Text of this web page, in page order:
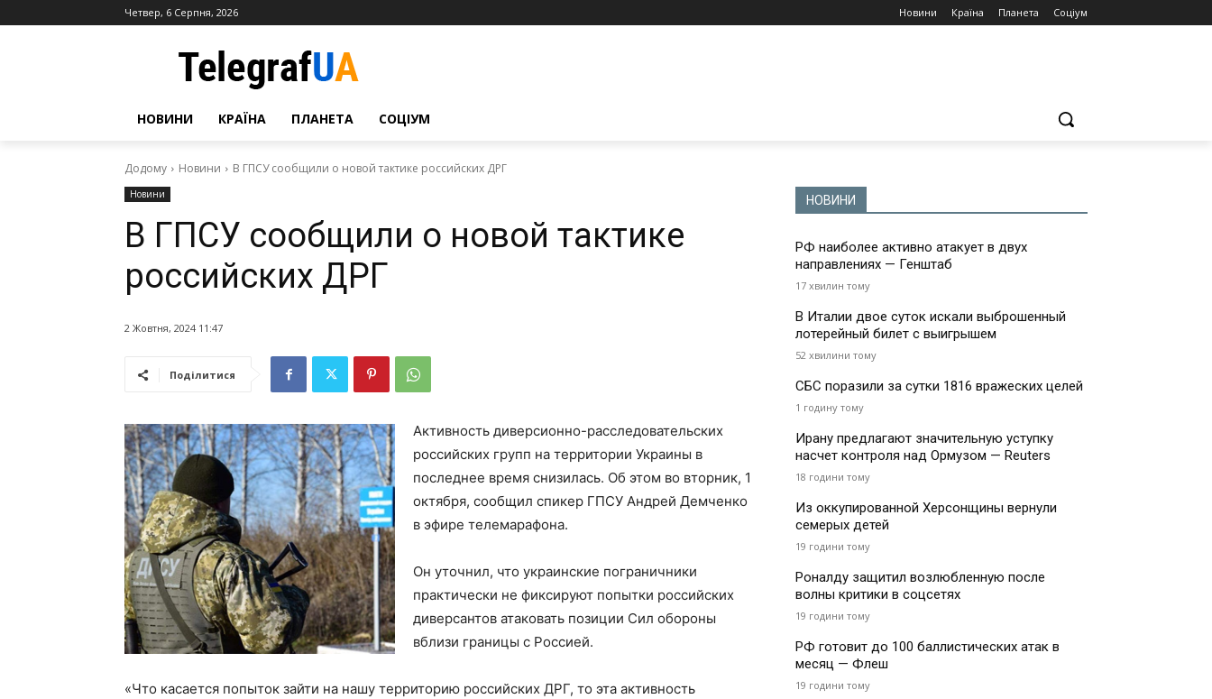
Четвер, 6 Серпня, 2026 Новини Країна Планета Соціум
НОВИНИ КРАЇНА ПЛАНЕТА СОЦІУМ
Додому Новини В ГПСУ сообщили о новой тактике российских ДРГ
Новини
В ГПСУ сообщили о новой тактике
российских ДРГ
2 Жовтня, 2024 11:47
Поділитися
Активность диверсионно-расследовательских
российских групп на территории Украины в
последнее время снизилась. Об этом во вторник, 1
октября, сообщил спикер ГПСУ Андрей Демченко
в эфире телемарафона.
Он уточнил, что украинские пограничники
практически не фиксируют попытки российских
диверсантов атаковать позиции Сил обороны
вблизи границы с Россией.
«Что касается попыток зайти на нашу территорию российских ДРГ, то эта активность
НОВИНИ
РФ наиболее активно атакует в двух
направлениях — Генштаб
17 хвилин тому
В Италии двое суток искали выброшенный
лотерейный билет с выигрышем
52 хвилини тому
СБС поразили за сутки 1816 вражеских целей
1 годину тому
Ирану предлагают значительную уступку
насчет контроля над Ормузом — Reuters
18 години тому
Из оккупированной Херсонщины вернули
семерых детей
19 години тому
Роналду защитил возлюбленную после
волны критики в соцсетях
19 години тому
РФ готовит до 100 баллистических атак в
месяц — Флеш
19 години тому